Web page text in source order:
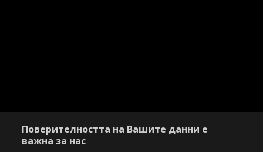
Поверителността на Вашите данни е
важна за нас